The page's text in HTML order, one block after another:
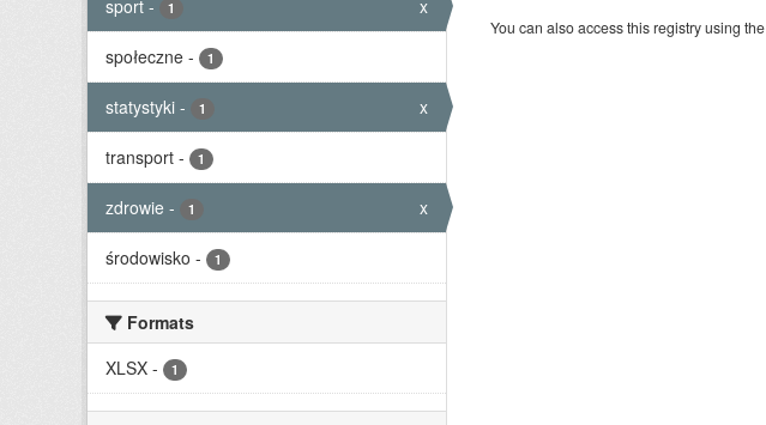
sport - 1 x
społeczne - 1
statystyki - 1 x
transport - 1
zdrowie - 1 x
środowisko - 1
Formats
XLSX - 1
You can also access this registry using the